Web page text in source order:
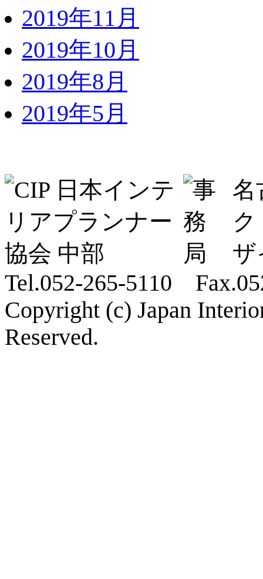
2019年11月
2019年10月
2019年8月
2019年5月
名
ザ
Tel.052-265-5110
Copyright (c) Japan
Reserved.